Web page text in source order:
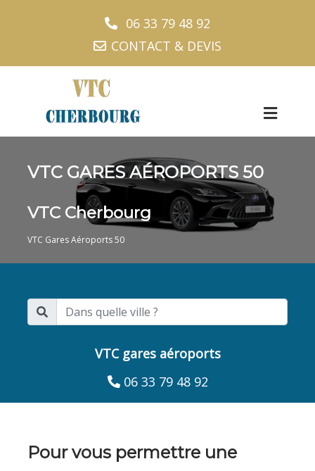
06 33 79 48 92
CONTACT & DEVIS
VTC GARES AÉROPORTS 50
VTC Cherbourg
VTC Gares Aéroports 50
VTC gares aéroports
06 33 79 48 92
Pour vous permettre une